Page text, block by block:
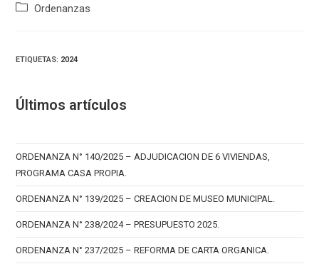
Categoría
Ordenanzas
ETIQUETAS: 2024
Últimos artículos
ORDENANZA N° 140/2025 – ADJUDICACION DE 6 VIVIENDAS,
PROGRAMA CASA PROPIA.
ORDENANZA N° 139/2025 – CREACION DE MUSEO MUNICIPAL.
ORDENANZA N° 238/2024 – PRESUPUESTO 2025.
ORDENANZA N° 237/2025 – REFORMA DE CARTA ORGANICA.